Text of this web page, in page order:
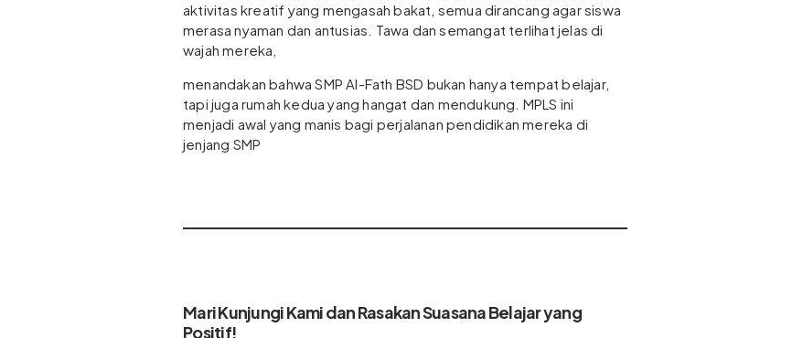
aktivitas kreatif yang mengasah bakat, semua dirancang agar siswa
merasa nyaman dan antusias. Tawa dan semangat terlihat jelas di
wajah mereka,
menandakan bahwa SMP Al-Fath BSD bukan hanya tempat belajar,
tapi juga rumah kedua yang hangat dan mendukung. MPLS ini
menjadi awal yang manis bagi perjalanan pendidikan mereka di
jenjang SMP
Mari Kunjungi Kami dan Rasakan Suasana Belajar yang
Positif!